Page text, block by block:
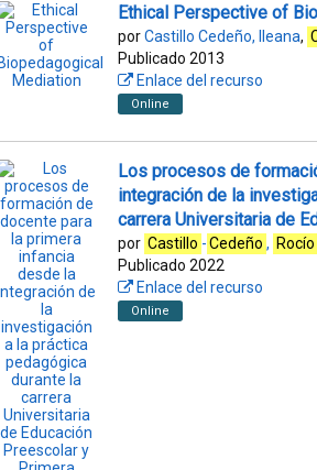
Ethical Perspective of
porCastillo Cedeño, Ileana,
Publicado 2013
Enlace del recurso
Online
Los procesos de
integración de la
carrera Universitaria de
por Castillo - Cedeño , Rocío
Publicado 2022
Enlace del recurso
Online